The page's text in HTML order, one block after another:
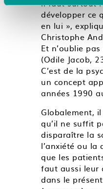
il faut surtout
développer ce
en lui »,
Christophe
Et n’oublie
(Odile Jacob,
C’est de la
un concept
années 1990
Globalement, il
qu’il ne suffit
disparaître la
l’anxiété ou la
que les
faut aussi leur
dans le